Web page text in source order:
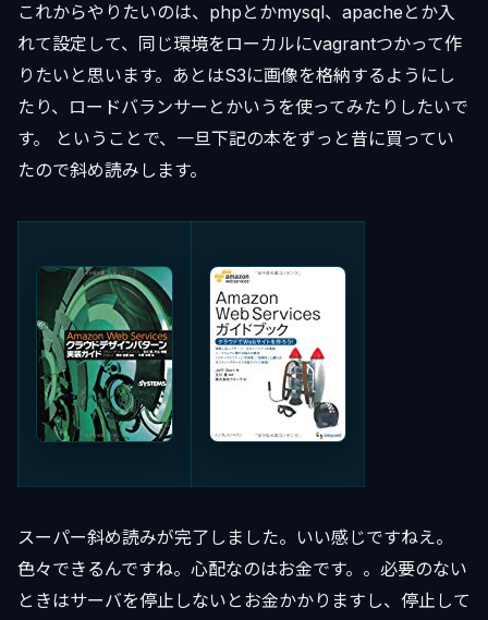
これからやりたいのは、phpとかmysql、apacheとか入
れて設定して、同じ環境をローカルにvagrantつかって作
りたいと思います。あとはS3に画像を格納するようにし
たり、ロードバランサーとかいうを使ってみたりしたいで
す。 ということで、一旦下記の本をずっと昔に買ってい
たので斜め読みします。
スーパー斜め読みが完了しました。いい感じですねえ。
色々できるんですね。心配なのはお金です。。必要のない
ときはサーバを停止しないとお金かかりますし、停止して